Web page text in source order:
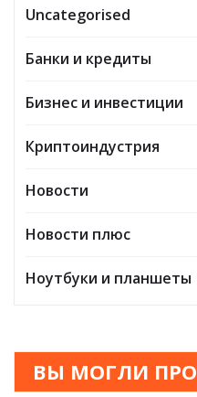
Uncategorised
Банки и кредиты
Бизнес и инвестиции
Криптоиндустрия
Новости
Новости плюс
Ноутбуки и планшеты
ВЫ МОГЛИ